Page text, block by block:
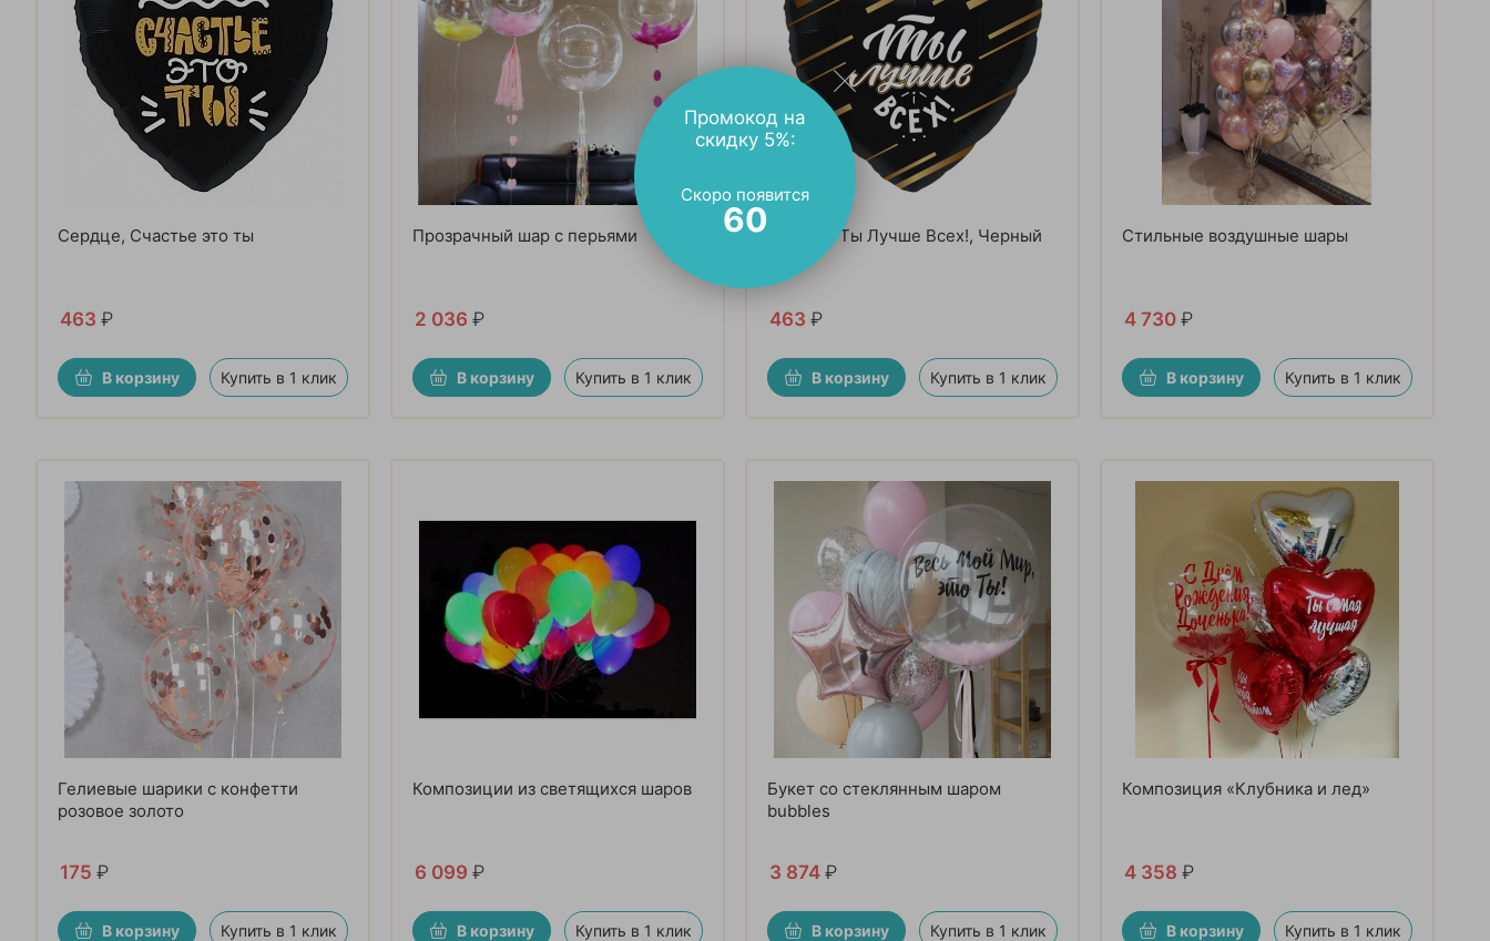
Сердце, Счастье это ты
463 ₽
В корзину Купить в 1 клик
Прозрачный шар с перьями
2 036 ₽
В корзину Купить в 1 клик
Сердце, Ты Лучше Всех!, Черный
463 ₽
В корзину Купить в 1 клик
Стильные воздушные шары
4 730 ₽
В корзину Купить в 1 клик
Гелиевые шарики с конфетти
розовое золото
175 ₽
В корзину Купить в 1 клик
Композиции из светящихся шаров
6 099 ₽
В корзину Купить в 1 клик
Букет со стеклянным шаром
bubbles
3 874 ₽
В корзину Купить в 1 клик
Композиция «Клубника и лед»
4 358 ₽
В корзину Купить в 1 клик
Промокод на
скидку 5%:
Скоро появится
58